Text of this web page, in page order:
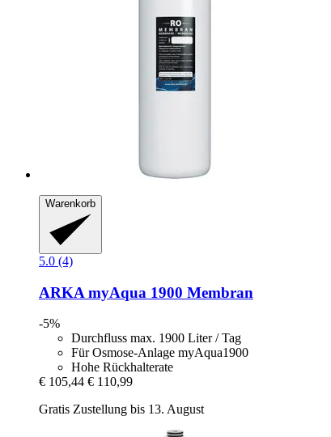
Warenkorb
5.0 (4)
ARKA myAqua 1900 Membran
-5%
Durchfluss max. 1900 Liter / Tag
Für Osmose-Anlage myAqua1900
Hohe Rückhalterate
€ 105,44 € 110,99
Gratis Zustellung bis 13. August